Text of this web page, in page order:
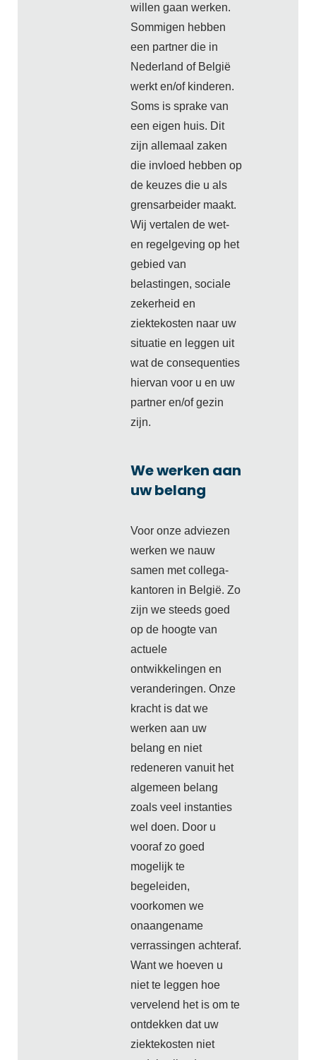
willen gaan werken.
Sommigen hebben
een partner die in
Nederland of België
werkt en/of kinderen.
Soms is sprake van
een eigen huis. Dit
zijn allemaal zaken
die invloed hebben op
de keuzes die u als
grensarbeider maakt.
Wij vertalen de wet-
en regelgeving op het
gebied van
belastingen, sociale
zekerheid en
ziektekosten naar uw
situatie en leggen uit
wat de consequenties
hiervan voor u en uw
partner en/of gezin
zijn.
We werken aan
uw belang
Voor onze adviezen
werken we nauw
samen met collega-
kantoren in België. Zo
zijn we steeds goed
op de hoogte van
actuele
ontwikkelingen en
veranderingen. Onze
kracht is dat we
werken aan uw
belang en niet
redeneren vanuit het
algemeen belang
zoals veel instanties
wel doen. Door u
vooraf zo goed
mogelijk te
begeleiden,
voorkomen we
onaangename
verrassingen achteraf.
Want we hoeven u
niet te leggen hoe
vervelend het is om te
ontdekken dat uw
ziektekosten niet